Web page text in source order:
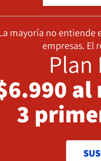
mayoría no entiende
empresas. El
Plan
al
3